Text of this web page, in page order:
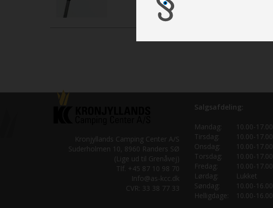
Kronjyllands Camping Center A/S
Suderholmen 10, 8960 Randers SØ
(Lige ud til Grenåvej)
Tlf. +45 87 10 98 70
Info@as-kcc.dk
CVR: 33 38 77 33
Salgsafdeling:
Mandag:
10.00-17.00
Tirsdag:
10.00-17.00
Onsdag:
10.00-17.00
Torsdag:
10.00-17.00
Fredag:
10.00-17.00
Lørdag:
Lukket
Søndag:
10.00-16.00
Helligdage:
10.00-16.00